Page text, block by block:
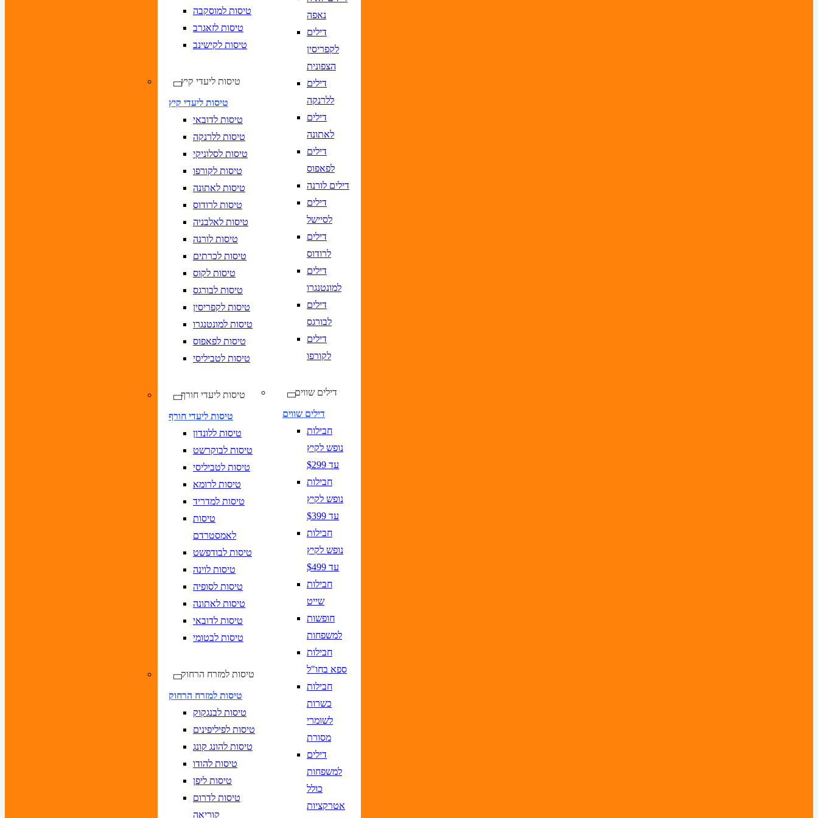
טיסות למוסקבה
טיסות לזאגרב
טיסות לקישינב
טיסות ליעדי קיץ
טיסות ליעדי קיץ
טיסות לדובאי
טיסות ללרנקה
טיסות לסלוניקי
טיסות לקורפו
טיסות לאתונה
טיסות לרודוס
טיסות לאלבניה
טיסות לורנה
טיסות לכרתים
טיסות לקוס
טיסות לבורגס
טיסות לקפריסין
טיסות למונטנגרו
טיסות לפאפוס
טיסות לטביליסי
טיסות ליעדי חורף
טיסות ליעדי חורף
טיסות ללונדון
טיסות לבוקרשט
טיסות לטביליסי
טיסות לרומא
טיסות למדריד
טיסות
לאמסטרדם
טיסות לבודפשט
טיסות לוינה
טיסות לסופיה
טיסות לאתונה
טיסות לדובאי
טיסות לבטומי
טיסות למזרח הרחוק
טיסות למזרח הרחוק
טיסות לבנגקוק
טיסות לפיליפינים
טיסות להונג קונג
טיסות להודו
טיסות ליפן
טיסות לדרום
קוריאה
נאפה
דילים
לקפריסין
הצפונית
דילים
ללרנקה
דילים
לאתונה
דילים
לפאפוס
דילים לורנה
דילים
לסיישל
דילים
לרודוס
דילים
למונטנגרו
דילים
לבורגס
דילים
לקורפו
דילים שווים
דילים שווים
חבילות
נופש לקיץ
עד $299
חבילות
נופש לקיץ
עד $399
חבילות
נופש לקיץ
עד $499
חבילות
שייט
חופשות
למשפחות
חבילות
ספא בחו"ל
חבילות
כשרות
לשומרי
מסורת
דילים
למשפחות
כולל
אטרקציות